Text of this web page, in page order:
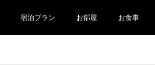
宿泊プラン お部屋 お食事